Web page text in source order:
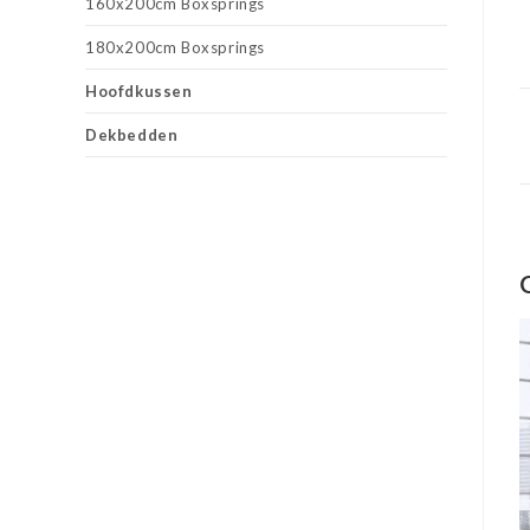
180x200cm Boxsprings
Hoofdkussen
Dekbedden